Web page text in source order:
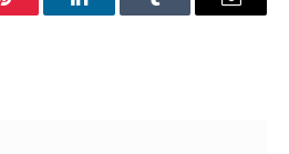
Pinterest LinkedInTumblr Email